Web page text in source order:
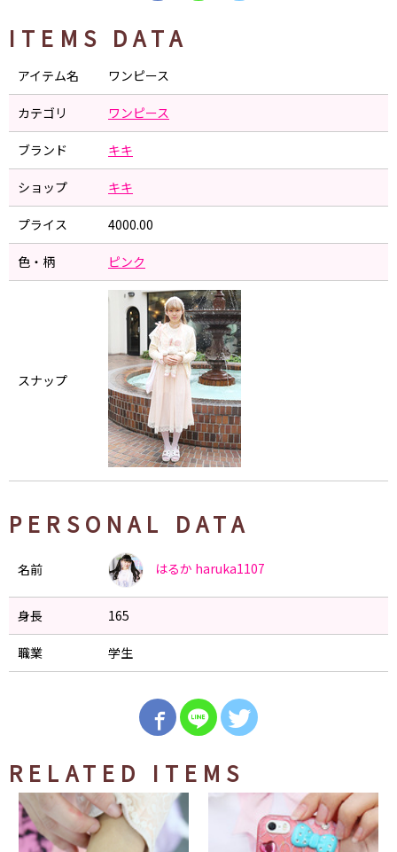
ITEMS DATA
アイテム名 ワンピース
カテゴリ ワンピース
ブランド キキ
ショップ キキ
プライス 4000.00
色・柄 ピンク
スナップ
PERSONAL DATA
名前 はるか haruka1107
身長 165
職業 学生
RELATED ITEMS